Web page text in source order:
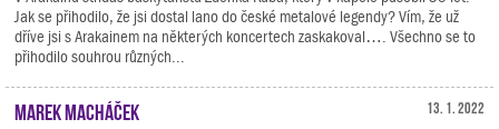
Jak se přihodilo, že jsi dostal lano do české metalové legendy? Vím, že už
dříve jsi s Arakainem na některých koncertech zaskakoval…. Všechno se to
přihodilo souhrou různých...
13. 1. 2022
Marek Macháček